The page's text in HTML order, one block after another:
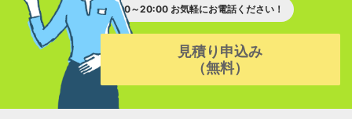
受付時間 9:00～20:00 お気軽にお電話ください！
見積り申込み
（無料）